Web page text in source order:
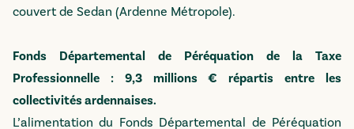
couvert de Sedan (Ardenne Métropole).
Fonds Départemental de Péréquation de la Taxe
Professionnelle : 9,3 millions € répartis entre les
collectivités ardennaises.
L’alimentation du Fonds Départemental de Péréquation